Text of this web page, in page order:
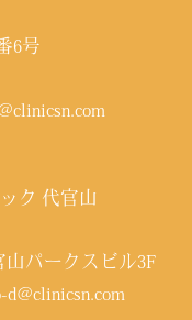
6号
ク 代官山
山パークスビル3F
d@clinicsn.com